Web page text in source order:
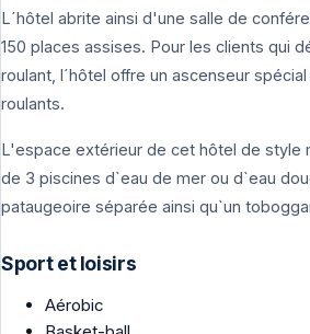
L´hôtel abrite ainsi d'une salle de
150 places assises. Pour les clients qui
roulant, l´hôtel offre un ascenseur
roulants.
L'espace extérieur de cet hôtel de style
de 3 piscines d`eau de mer ou d`eau
pataugeoire séparée ainsi qu`un
Sport et loisirs
Aérobic